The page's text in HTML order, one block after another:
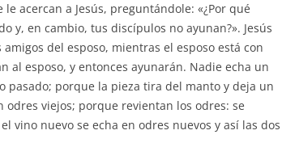
flecha
arriba/abajo
para
aumentar
o
disminuir
el
acercan a Jesús, preguntándole: «¿Por qué
y, en cambio, tus discípulos no ayunan?». Jesús
del esposo, mientras el esposo está con
al esposo, y entonces ayunarán. Nadie echa un
pasado; porque la pieza tira del manto y deja un
odres viejos; porque revientan los odres: se
vino nuevo se echa en odres nuevos y así las dos